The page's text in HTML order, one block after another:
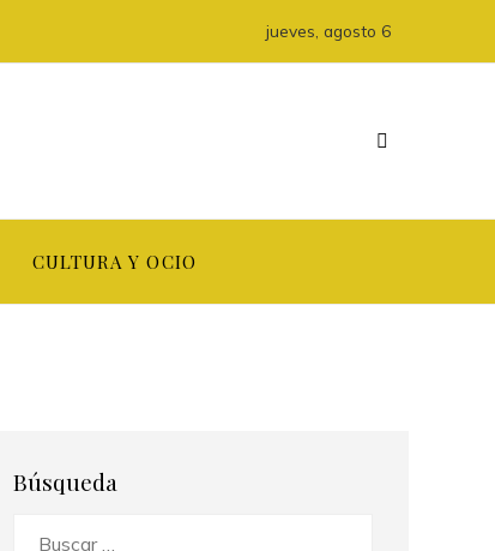
jueves, agosto 6
CULTURA Y OCIO
Búsqueda